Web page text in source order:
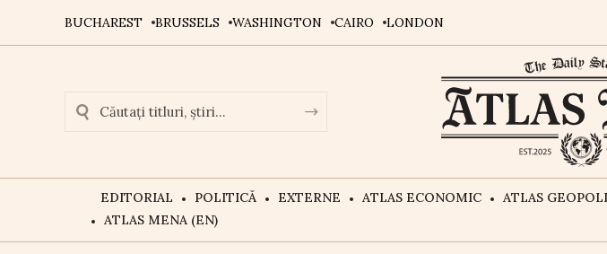
BUCHAREST BRUSSELS WASHINGTON CAIRO LONDON
EDITORIAL POLITICĂ EXTERNE ATLAS ECONOMIC ATLAS
ATLAS MENA (EN)